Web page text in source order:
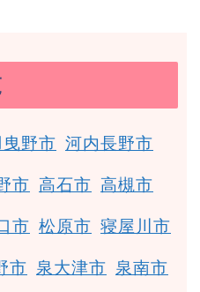
曳野市 河内長野市
市 高石市 高槻市
市 松原市 寝屋川市
市 泉大津市 泉南市